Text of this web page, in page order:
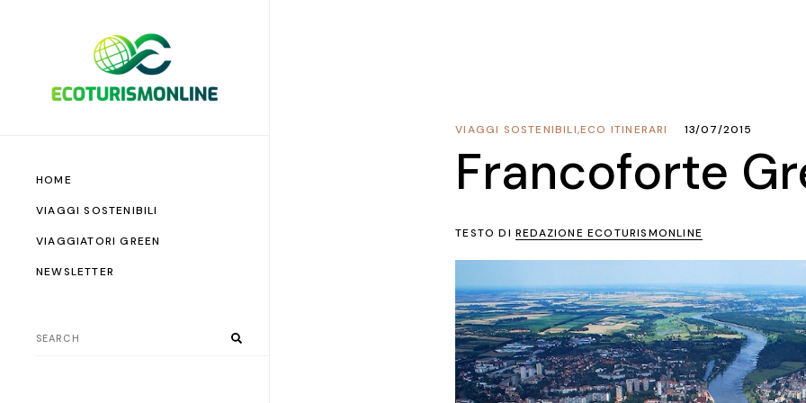
HOME
VIAGGI SOSTENIBILI
VIAGGIATORI GREEN
NEWSLETTER
ECO ITINERARI
,
VIAGGI SOSTENIBILI 13/07/2015
Francoforte
TESTO DI REDAZIONE ECOTURISMONLINE